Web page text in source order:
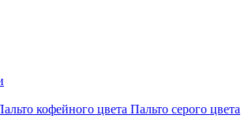
кофейного цвета Пальто серого цвета